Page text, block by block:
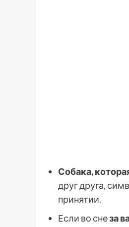
Собака,
друг друга,
принятии.
Если во снеза